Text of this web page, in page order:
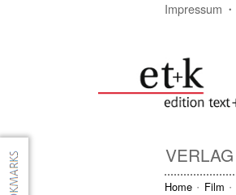
Impressum
VERLAG
Home Film